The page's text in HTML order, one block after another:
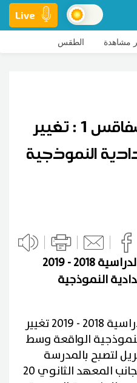
Live
مشاهدة الطقس
مندوبية التربية صفاقس 1 : تغيير
النموذجية
تقرر انطلاقا من السنة الدراسية 2018 - 2019
النموذجية
تقرر انطلاقا من السنة الدراسية 2018 - 2019 تغيير
الواقعة وسط
بجانب معهد 9 أفريل لتصبح بالمدرسة
الاعدادية محمد محفوظ بجانب المعهد الثانوي 20